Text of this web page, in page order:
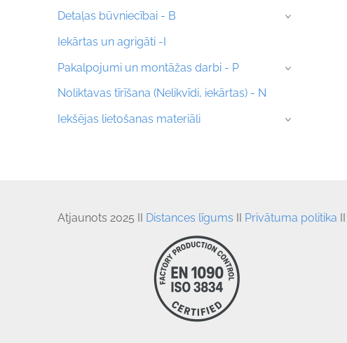
Detaļas būvniecībai - B ›
Iekārtas un agrigāti -I
Pakalpojumi un montāžas darbi - P
›
Noliktavas tīrīšana (Nelikvīdi, iekārtas) - N
Iekšējas lietošanas materiāli
›
Atjaunots 2025 II Distances līgums Privātuma politika